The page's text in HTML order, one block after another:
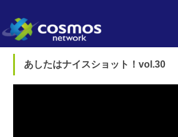
あしたはナイスショット！vol.30